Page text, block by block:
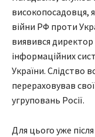
високопосадовця,
війни РФ проти
виявився
інформаційних
України. Слідство
перераховував
угруповань Росії.
Для цього уже